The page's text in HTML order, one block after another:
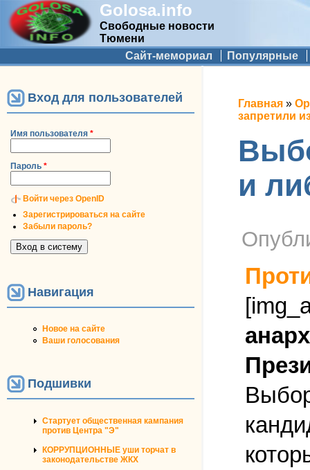
Golosa.info
Свободные новости
Тюмени
Дополнительное меню
Сайт-мемориал Популярные
Вход для пользователей
Имя пользователя *
Пароль *
Войти через OpenID
Зарегистрироваться на сайте
Забыли пароль?
Навигация
Новое на сайте
Ваши голосования
Подшивки
Стартует общественная кампания
против Центра "Э"
КОРРУПЦИОННЫЕ уши торчат в
законодательстве ЖКХ
Вы
Главная »
запретили
и